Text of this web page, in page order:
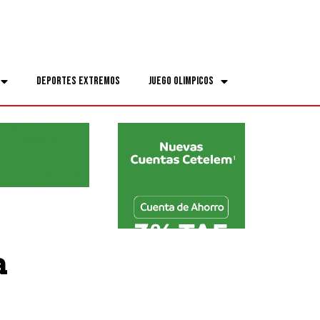
Deportes Extremos Juego Olimpicos